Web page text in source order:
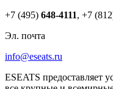
+7 (495) 648-4111, +7
Эл. почта
info@eseats.ru
ESEATS предоставляет